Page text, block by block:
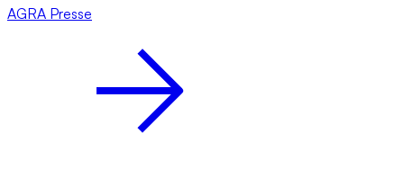
AGRA Presse